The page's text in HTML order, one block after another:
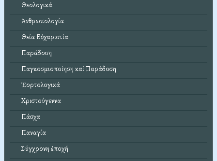
Θεολογικά
Ἀνθρωπολογία
Θεία Εὐχαριστία
Παράδοση
Παγκοσμιοποίηση καί Παράδοση
Ἑορτολογικά
Χριστούγεννα
Πάσχα
Παναγία
Σύγχρονη ἐποχή